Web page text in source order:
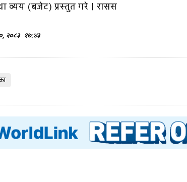
व्यय (बजेट) प्रस्तुत गरे । रासस
२०८३ १७:४३